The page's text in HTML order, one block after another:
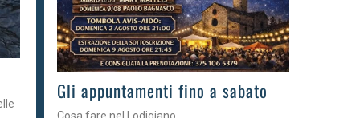
Gli eventi della settimana